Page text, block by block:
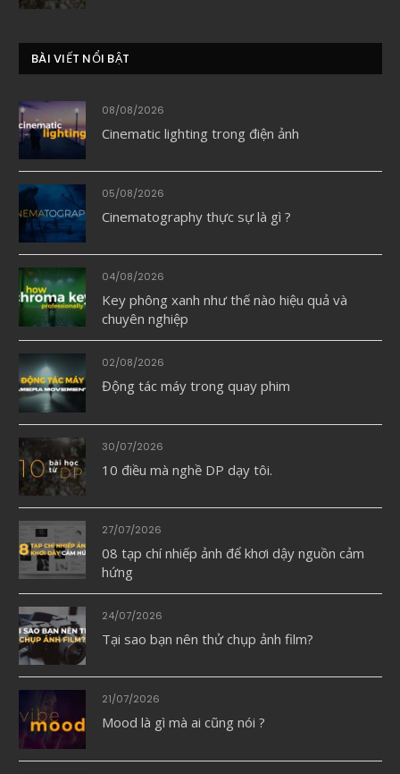
BÀI VIẾT NỔI BẬT
08/08/2026
Cinematic lighting trong điện ảnh
05/08/2026
Cinematography thực sự là gì ?
04/08/2026
Key phông xanh như thế nào hiệu quả và
chuyên nghiệp
02/08/2026
Động tác máy trong quay phim
30/07/2026
10 điều mà nghề DP dạy tôi.
27/07/2026
08 tạp chí nhiếp ảnh để khơi dậy nguồn cảm
hứng
24/07/2026
Tại sao bạn nên thử chụp ảnh film?
21/07/2026
Mood là gì mà ai cũng nói ?